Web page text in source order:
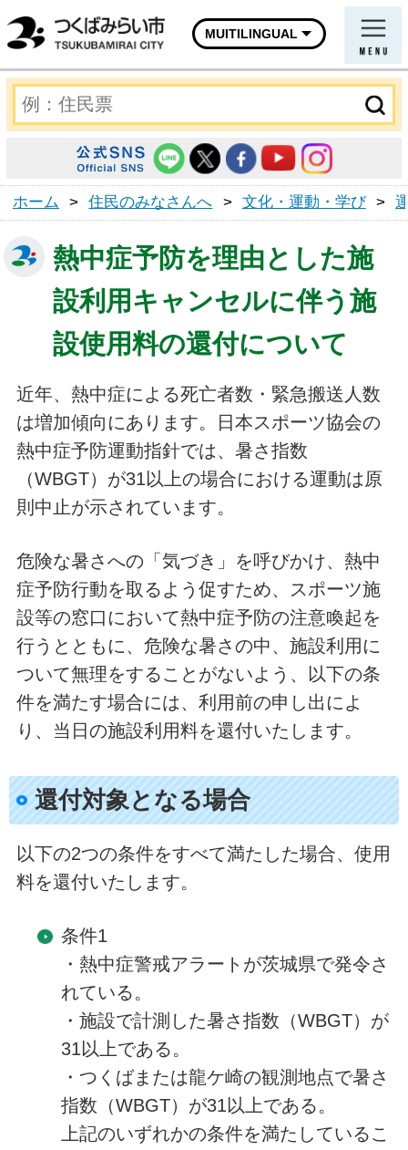
MUITILINGUAL
ホーム > 住民のみなさんへ > 文化・運動・学び >
熱中症予防を理由とした施
設利用キャンセルに伴う施
設使用料の還付について
近年、熱中症による死亡者数・緊急搬送人数
は増加傾向にあります。日本スポーツ協会の
熱中症予防運動指針では、暑さ指数
（WBGT）が31以上の場合における運動は原
則中止が示されています。
危険な暑さへの「気づき」を呼びかけ、熱中
症予防行動を取るよう促すため、スポーツ施
設等の窓口において熱中症予防の注意喚起を
行うとともに、危険な暑さの中、施設利用に
ついて無理をすることがないよう、以下の条
件を満たす場合には、利用前の申し出によ
り、当日の施設利用料を還付いたします。
還付対象となる場合
以下の2つの条件をすべて満たした場合、使用
料を還付いたします。
条件1
・熱中症警戒アラートが茨城県で発令さ
れている。
・施設で計測した暑さ指数（WBGT）が
31以上である。
・つくばまたは龍ケ崎の観測地点で暑さ
指数（WBGT）が31以上である。
上記のいずれかの条件を満たしているこ